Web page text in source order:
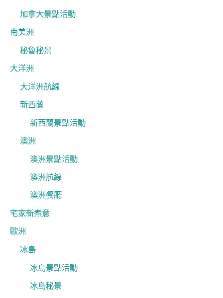
加拿大景點活動
南美洲
秘魯秘景
大洋洲
大洋洲航線
新西蘭
新西蘭景點活動
澳洲
澳洲景點活動
澳洲航線
澳洲餐廳
宅家新煮意
歐洲
冰島
冰島景點活動
冰島秘景